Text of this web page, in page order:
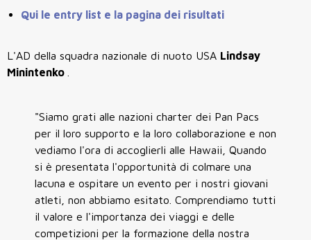
Qui le entry list e la pagina dei risultati
L'AD della squadra nazionale di nuoto USA Lindsay
Minintenko
"Siamo grati alle nazioni charter dei Pan Pacs
per il loro supporto e la loro collaborazione e non
vediamo l'ora di accoglierli alle Hawaii, Quando
si è presentata l'opportunità di colmare una
lacuna e ospitare un evento per i nostri giovani
atleti, non abbiamo esitato. Comprendiamo tutti
il ​​valore e l'importanza dei viaggi e delle
competizioni per la formazione della nostra